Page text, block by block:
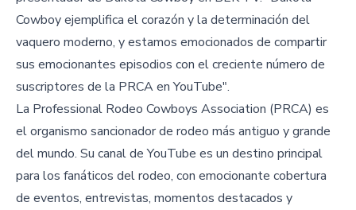
Cowboy ejemplifica el corazón y la determinación del
vaquero moderno, y estamos emocionados de compartir
sus emocionantes episodios con el creciente número de
suscriptores de la PRCA en YouTube".
La Professional Rodeo Cowboys Association (PRCA) es
el organismo sancionador de rodeo más antiguo y grande
del mundo. Su canal de YouTube es un destino principal
para los fanáticos del rodeo, con emocionante cobertura
de eventos, entrevistas, momentos destacados y